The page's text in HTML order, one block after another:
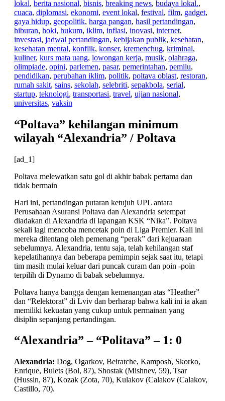
lokal, berita nasional, bisnis, breaking news, budaya lokal.,
cuaca, diplomasi, ekonomi, event lokal, festival, film, gadget,
gaya hidup, geopolitik, harga pangan, hasil pertandingan,
hiburan, hoki, hukum, iklim, inflasi, inovasi, internet,
investasi, jadwal pertandingan, kebijakan publik, kesehatan,
kesehatan mental, konflik, konser, kremenchug, kriminal,
kuliner, kurs mata uang, lowongan kerja, musik, olahraga,
olimpiade, opini, parlemen, pasar, pemerintahan, pemilu,
pendidikan, perubahan iklim, politik, poltava oblast, restoran,
rumah sakit, sains, sekolah, selebriti, sepakbola, serial,
startup, teknologi, transportasi, travel, ujian nasional,
universitas, vaksin
“Poltava” kehilangan minimum
wilayah “Alexandria” / Poltava
[ad_1]
Poltava melewatkan satu gol di akhir babak pertama dan
tidak bermain
Hari ini, pertandingan putaran ketujuh UPL antara
Perusahaan Asuransi Poltava dan Alexandria setempat
diadakan di Alexandria di lapangan KSK “Nika”. Poltava
sekali lagi mencoba mencetak poin di Liga Premier. Kali ini
mereka ditentang oleh pemenang “perak” dari kejuaraan
sebelumnya. Alexandria, tentu saja, telah kehilangan staf
kepelatihannya dan beberapa pemimpin sejak saat itu, tetapi
tim masih mulai keluar dari puncak curam dan poin -poin
terpilih di Dynamo di babak sebelumnya.
Poltava hanya bangga dengan kemenangan atas “Heather”
dan “Relektorat” di Lviv dan berharap bahwa kali ini ia akan
memiliki kekuatan yang cukup untuk permainan yang
disiplin sepanjang pertandingan.
“Alexandria” – “Politava” – 1: 0
Alexandria: Dog, Ogarkov, Beiratche, Kamposh, Skorko,
Enrique, Bulets (Bol, 87), Shostak (Mishnev, 59), Tsar
(Hussin, 87), Kozak (Zota, 70), Kulakov (Calakov (Calakov,
Castillo, 70).